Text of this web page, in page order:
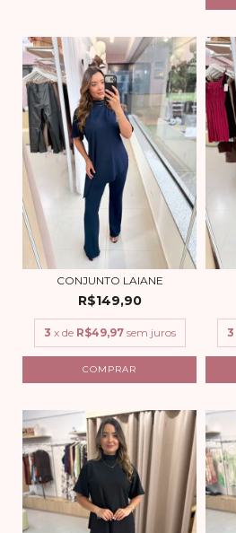
CONJUNTO LAIANE
R$149,90
3 x de R$49,97 sem juros
COMPRAR
3